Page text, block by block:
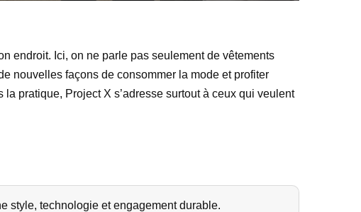
endroit. Ici, on ne parle pas seulement de vêtements
nouvelles façons de consommer la mode et profiter
pratique, Project X s’adresse surtout à ceux qui veulent
style, technologie et engagement durable.